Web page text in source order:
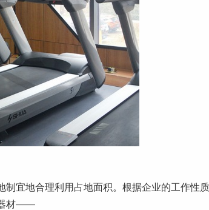
宜地合理利用占地面积。根据企业的工作性
器材——